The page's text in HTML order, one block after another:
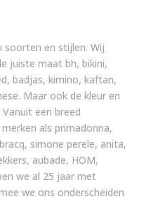
soorten en stijlen. Wij
juiste maat bh, bikini,
badjas, kimino, kaftan,
Maar ook de kleur en
een breed
als primadonna,
simone perele, anita,
aubade, HOM,
we al 25 jaar met
we ons onderscheiden